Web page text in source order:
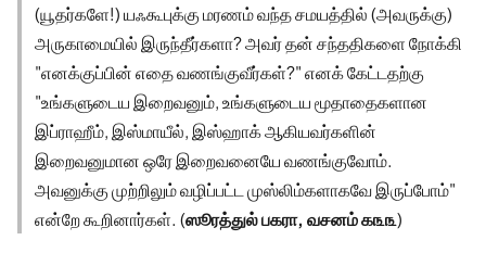
(யூதர்களே!) யஃகூபுக்கு மரணம் வந்த சமயத்தில் (அவருக்கு)
அருகாமையில் இருந்தீர்களா? அவர் தன் சந்ததிகளை நோக்கி
"எனக்குப்பின் எதை வணங்குவீர்கள்?" எனக் கேட்டதற்கு
"உங்களுடைய இறைவனும், உங்களுடைய மூதாதைகளான
இப்ராஹீம், இஸ்மாயீல், இஸ்ஹாக் ஆகியவர்களின்
இறைவனுமான ஒரே இறைவனையே வணங்குவோம்.
அவனுக்கு முற்றிலும் வழிப்பட்ட முஸ்லிம்களாகவே இருப்போம்"
என்றே கூறினார்கள். (ஸூரத்துல் பகரா, வசனம் ௧௩௩)